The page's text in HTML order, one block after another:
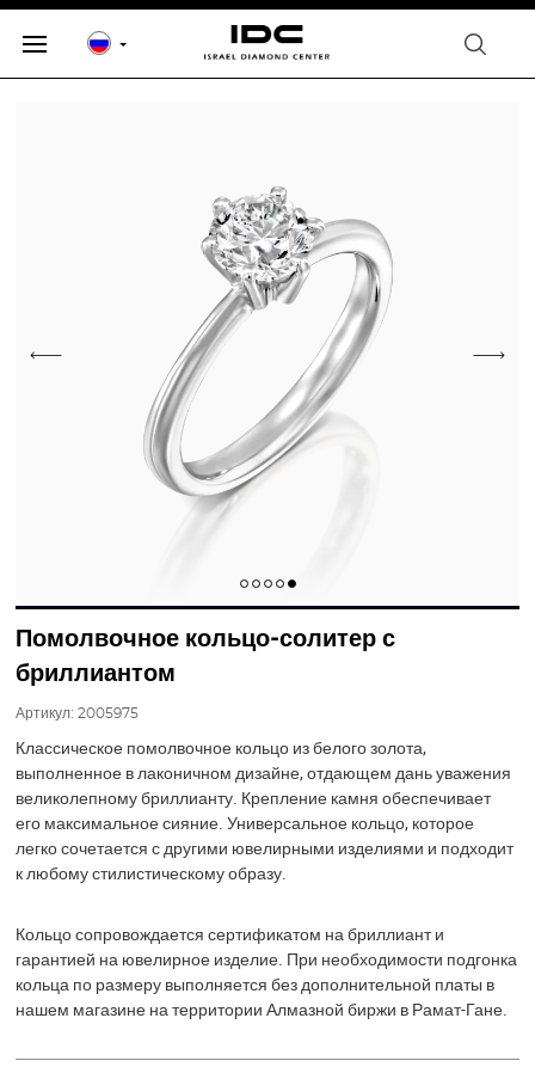
Помолвочное кольцо-солитер с
бриллиантом
Артикул:2005975
Классическое помолвочное кольцо из белого золота,
выполненное в лаконичном дизайне, отдающем дань уважения
великолепному бриллианту. Крепление камня обеспечивает
его максимальное сияние. Универсальное кольцо, которое
легко сочетается с другими ювелирными изделиями и подходит
к любому стилистическому образу.
Кольцо сопровождается сертификатом на бриллиант и
гарантией на ювелирное изделие. При необходимости подгонка
кольца по размеру выполняется без дополнительной платы в
нашем магазине на территории Алмазной биржи в Рамат-Гане.